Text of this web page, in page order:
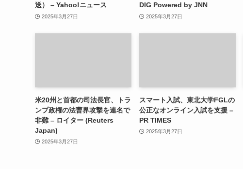
送） – Yahoo!ニュース
2025年3月27日
DIG Powered by JNN
2025年3月27日
米20州と首都の司法長官、トラ
ンプ政権の法曹界攻撃を連名で
非難 – ロイター (Reuters
Japan)
2025年3月27日
スマート入試、東北大学FGLの
公正なオンライン入試を支援 –
PR TIMES
2025年3月27日